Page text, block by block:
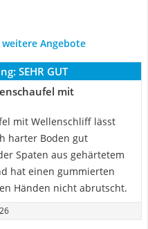
Angebote
SEHR GUT
mit
mit Wellenschliff lässt
harter Boden gut
Spaten aus gehärtetem
hat einen gummierten
Händen nicht abrutscht.